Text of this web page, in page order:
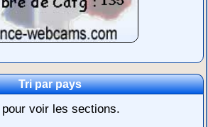
Tri par pays
pour voir les sections.